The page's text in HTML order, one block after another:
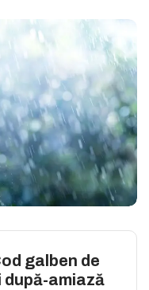
galben de
amiază